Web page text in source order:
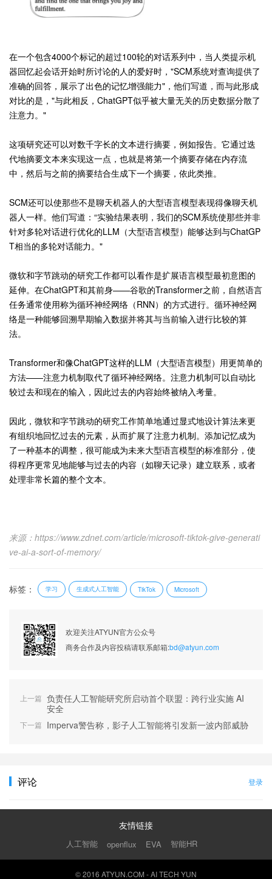
在一个包含4000个标记的超过100轮的对话系列中，当人类提示机
器回忆起会话开始时所讨论的人的爱好时，"SCM系统对查询提供了
准确的回答，展示了出色的记忆增强能力"，他们写道，而与此形成
对比的是，"与此相反，ChatGPT似乎被大量无关的历史数据分散了
注意力。"
这项研究还可以对数千字长的文本进行摘要，例如报告。它通过迭
代地摘要文本来实现这一点，也就是将第一个摘要存储在内存流
中，然后与之前的摘要结合生成下一个摘要，依此类推。
SCM还可以使那些不是聊天机器人的大型语言模型表现得像聊天机
器人一样。他们写道：“实验结果表明，我们的SCM系统使那些并非
针对多轮对话进行优化的LLM（大型语言模型）能够达到与ChatGP
T相当的多轮对话能力。"
微软和字节跳动的研究工作都可以看作是扩展语言模型最初意图的
延伸。在ChatGPT和其前身——谷歌的Transformer之前，自然语言
任务通常使用称为循环神经网络（RNN）的方式进行。循环神经网
络是一种能够回溯早期输入数据并将其与当前输入进行比较的算
法。
Transformer和像ChatGPT这样的LLM（大型语言模型）用更简单的
方法——注意力机制取代了循环神经网络。注意力机制可以自动比
较过去和现在的输入，因此过去的内容始终被纳入考量。
因此，微软和字节跳动的研究工作简单地通过显式地设计算法来更
有组织地回忆过去的元素，从而扩展了注意力机制。添加记忆成为
了一种基本的调整，很可能成为未来大型语言模型的标准部分，使
得程序更常见地能够与过去的内容（如聊天记录）建立联系，或者
处理非常长篇的整个文本。
来源：https://www.zdnet.com/article/microsoft-tiktok-give-generati
ve-ai-a-sort-of-memory/
标签： 学习 生成式人工智能 TikTok Microsoft
欢迎关注ATYUN官方公众号
商务合作及内容投稿请联系邮箱:bd@atyun.com
上一篇 负责任人工智能研究所启动首个联盟：跨行业实施 AI
安全
下一篇 Imperva警告称，影子人工智能将引发新一波内部威胁
评论 登录
友情链接
人工智能 openflux EVA 智能HR
© 2016 ATYUN.COM - AI TECH YUN